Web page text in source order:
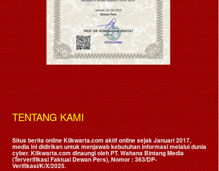
TENTANG KAMI
Situs berita online Klikwarta.com aktif online sejak Januari 2017,
media ini didirikan untuk menjawab kebutuhan informasi melalui dunia
cyber. Klikwarta.com dinaungi oleh PT. Wahana Bintang Media
(Terverifikasi Faktual Dewan Pers), Nomor : 363/DP-
Verifikasi/K/X/2025.